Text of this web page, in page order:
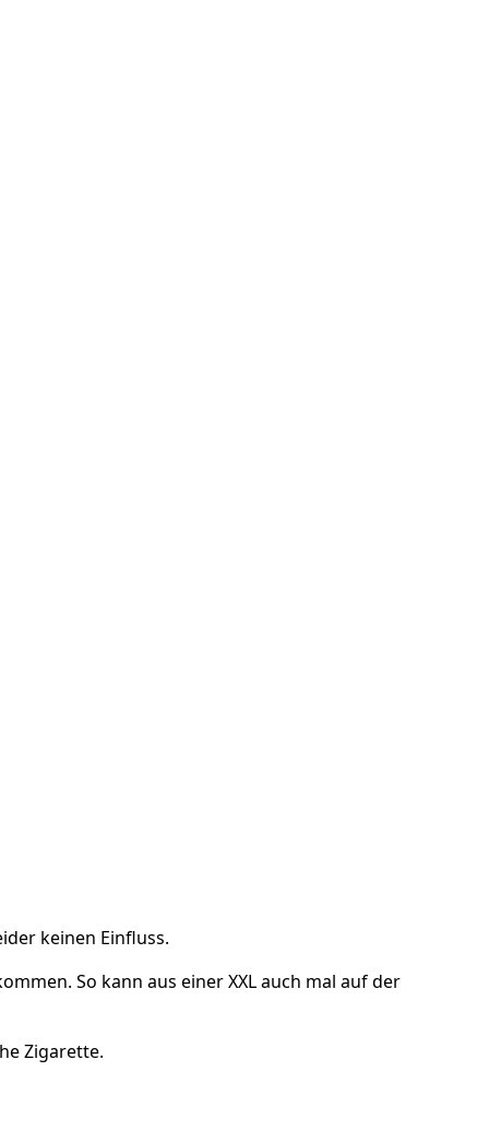
keinen Einfluss.
So kann aus einer XXL auch mal auf der
Zigarette.